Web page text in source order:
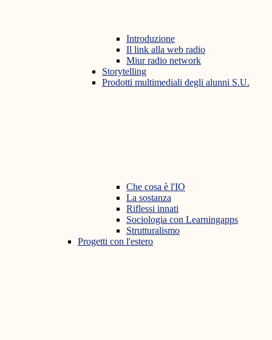
Introduzione
Il link alla web radio
Miur radio network
Storytelling
Prodotti multimediali degli alunni S.U.
Che cosa è l'IO
La sostanza
Riflessi innati
Sociologia con Learningapps
Strutturalismo
Progetti con l'estero